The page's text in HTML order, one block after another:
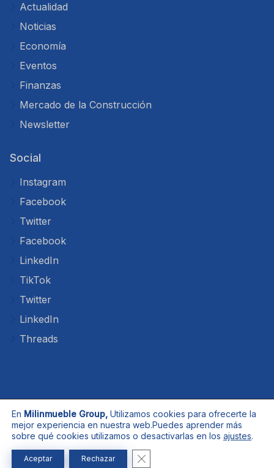
Actualidad
Noticias
Economía
Eventos
Finanzas
Mercado de la Construcción
Newsletter
Social
Instagram
Facebook
Twitter
Facebook
LinkedIn
TikTok
Twitter
LinkedIn
Threads
Aviso de Privacidad
Quines somos
Aviso de Cookies
Infracciones
Contacto
En Milinmueble Group, Utilizamos cookies para ofrecerte la
mejor experiencia en nuestra web.Puedes aprender más
sobre qué cookies utilizamos o desactivarlas en los ajustes.
Aceptar Rechazar Cerrar el banner de cookies